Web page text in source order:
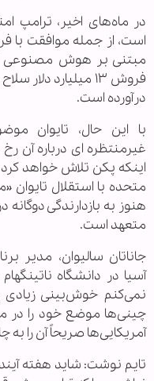
در ماه‌های اخیر، ترامپ
است، از جمله موافقت با
مبتنی بر هوش مصنوعی
فروش ۱۳ میلیارد
درآورده است.
با این حال، تایوان
غیرمنتظره ‌ای درباره آن
اینکه پکن تلاش خواهد کرد
متحده با استقلال
هنوز به بازدارندگی
متعهد است.
جاناتان سالیوان، مدیر
آسیا در دانشگاه
نمی‌کنم خوش‌بینی زیادی
چینی‌ها موضع خود را در
آمریکایی‌ها صریحاً آن را
تایم نوشت: شاید هفته